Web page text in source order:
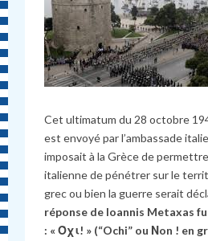
Cet ultimatum du 28 octobre
est envoyé par l’ambassade
imposait à la Grèce de permettre
italienne de pénétrer sur le
grec ou bien la guerre serait
réponse de Ioannis Metaxas
: « Όχι! » (“Ochi” ou Νon ! en